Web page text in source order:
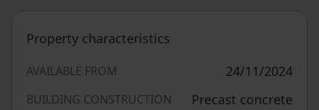
Property characteristics
AVAILABLE FROM 24/11/2024
BUILDING CONSTRUCTION Precast concrete